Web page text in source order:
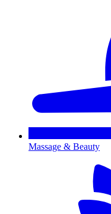
Massage & Beauty